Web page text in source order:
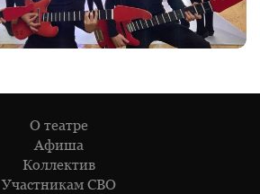
О театре
Афиша
Коллектив
Участникам СВО